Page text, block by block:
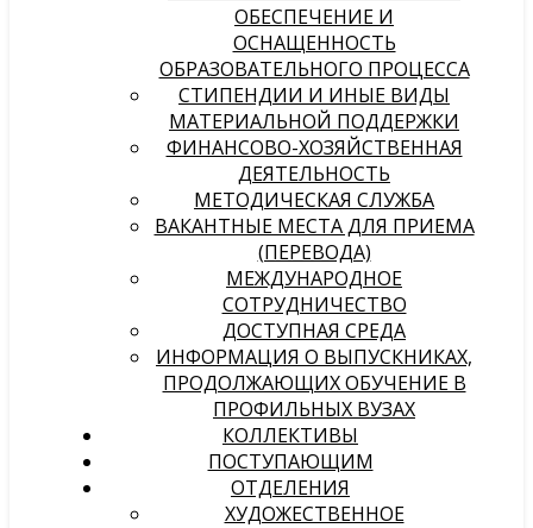
ОБЕСПЕЧЕНИЕ И
ОСНАЩЕННОСТЬ
ОБРАЗОВАТЕЛЬНОГО ПРОЦЕССА
СТИПЕНДИИ И ИНЫЕ ВИДЫ
МАТЕРИАЛЬНОЙ ПОДДЕРЖКИ
ФИНАНСОВО-ХОЗЯЙСТВЕННАЯ
ДЕЯТЕЛЬНОСТЬ
МЕТОДИЧЕСКАЯ СЛУЖБА
ВАКАНТНЫЕ МЕСТА ДЛЯ ПРИЕМА
(ПЕРЕВОДА)
МЕЖДУНАРОДНОЕ
СОТРУДНИЧЕСТВО
ДОСТУПНАЯ СРЕДА
ИНФОРМАЦИЯ О ВЫПУСКНИКАХ,
ПРОДОЛЖАЮЩИХ ОБУЧЕНИЕ В
ПРОФИЛЬНЫХ ВУЗАХ
КОЛЛЕКТИВЫ
ПОСТУПАЮЩИМ
ОТДЕЛЕНИЯ
ХУДОЖЕСТВЕННОЕ